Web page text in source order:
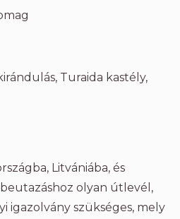
Turaida kastély,
Litvániába, és
olyan útlevél,
igazolvány szükséges, mely